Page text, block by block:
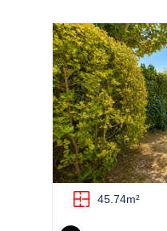
45.74m²